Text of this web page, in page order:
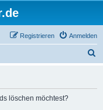
Anmelden
Registrieren
löschen möchtest?